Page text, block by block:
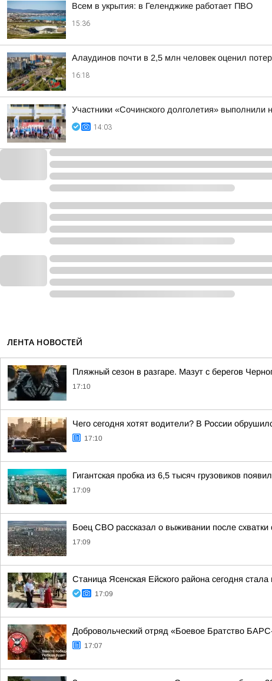
Всем в укрытия: в Геленджике работает ПВО
15:36
Алаудинов почти в 2,5 млн человек оценил
16:18
Участники «Сочинского долголетия» выполнили
14:03
ЛЕНТА НОВОСТЕЙ
Пляжный сезон в разгаре. Мазут с берегов
17:10
Чего сегодня хотят водители? В России
17:10
Гигантская пробка из 6,5 тысяч грузовиков
17:09
Боец СВО рассказал о выживании после
17:09
Станица Ясенская Ейского района сегодня
17:09
Добровольческий отряд «Боевое Братство
17:07